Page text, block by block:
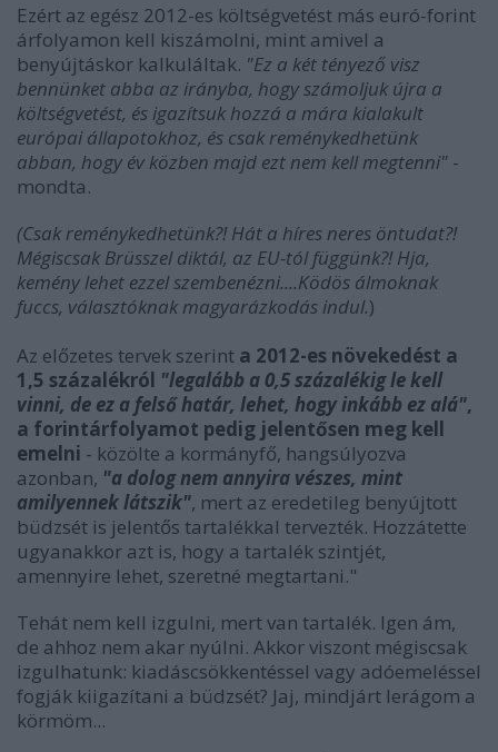
Ezért az egész 2012-es költségvetést más euró-forint
árfolyamon kell kiszámolni, mint amivel a
benyújtáskor kalkuláltak. "Ez a két tényező visz
bennünket abba az irányba, hogy számoljuk újra a
költségvetést, és igazítsuk hozzá a mára kialakult
európai állapotokhoz, és csak reménykedhetünk
abban, hogy év közben majd ezt nem kell megtenni" -
mondta.
(Csak reménykedhetünk?! Hát a híres neres öntudat?!
Mégiscsak Brüsszel diktál, az EU-tól függünk?! Hja,
kemény lehet ezzel szembenézni....Ködös álmoknak
fuccs, választóknak magyarázkodás indul.)
Az előzetes tervek szerint a 2012-es növekedést a
1,5 százalékról "legalább a 0,5 százalékig le kell
vinni, de ez a felső határ, lehet, hogy inkább ez alá",
a forintárfolyamot pedig jelentősen meg kell
emelni - közölte a kormányfő, hangsúlyozva
azonban, "a dolog nem annyira vészes, mint
amilyennek látszik", mert az eredetileg benyújtott
büdzsét is jelentős tartalékkal tervezték. Hozzátette
ugyanakkor azt is, hogy a tartalék szintjét,
amennyire lehet, szeretné megtartani."
Tehát nem kell izgulni, mert van tartalék. Igen ám,
de ahhoz nem akar nyúlni. Akkor viszont mégiscsak
izgulhatunk: kiadáscsökkentéssel vagy adóemeléssel
fogják kiigazítani a büdzsét? Jaj, mindjárt lerágom a
körmöm...